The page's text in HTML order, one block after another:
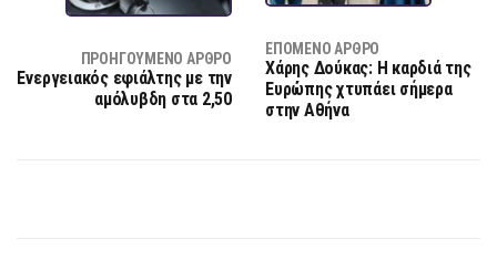
ΠΡΟΗΓΟΎΜΕΝΟ ΆΡΘΡΟ
Ενεργειακός εφιάλτης με την
αμόλυβδη στα 2,50
ΕΠΌΜΕΝΟ ΆΡΘΡΟ
Xάρης Δούκας: Η καρδιά της
Ευρώπης χτυπάει σήμερα
στην Αθήνα